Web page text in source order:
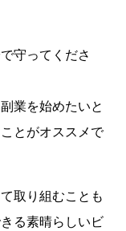
守ってくださ
業を始めたいと
とがオススメで
取り組むことも
る素晴らしいビ